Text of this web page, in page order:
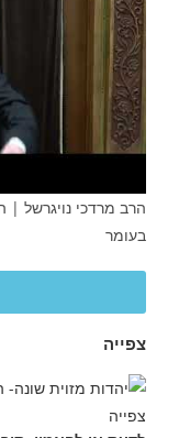
הרב מרדכי נויגרשל |
בעומר
צפייה